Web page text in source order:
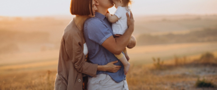
MIGLIORA LA
TUA DISBIOSI
INTESTINALE